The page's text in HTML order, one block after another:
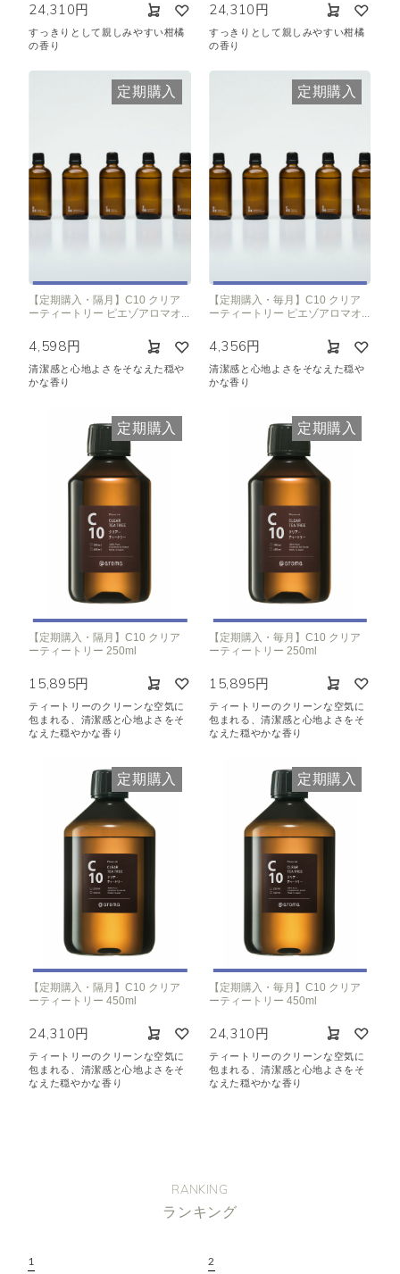
24,310円
すっきりとして親しみやすい柑橘
の香り
24,310円
すっきりとして親しみやすい柑橘
の香り
定期購入
【定期購入・隔月】C10 クリア
ーティートリー ピエゾアロマオ...
4,598円
清潔感と心地よさをそなえた穏や
かな香り
定期購入
【定期購入・毎月】C10 クリア
ーティートリー ピエゾアロマオ...
4,356円
清潔感と心地よさをそなえた穏や
かな香り
定期購入
【定期購入・隔月】C10 クリア
ーティートリー 250ml
15,895円
ティートリーのクリーンな空気に
包まれる、清潔感と心地よさをそ
なえた穏やかな香り
定期購入
【定期購入・毎月】C10 クリア
ーティートリー 250ml
15,895円
ティートリーのクリーンな空気に
包まれる、清潔感と心地よさをそ
なえた穏やかな香り
定期購入
【定期購入・隔月】C10 クリア
ーティートリー 450ml
24,310円
ティートリーのクリーンな空気に
包まれる、清潔感と心地よさをそ
なえた穏やかな香り
定期購入
【定期購入・毎月】C10 クリア
ーティートリー 450ml
24,310円
ティートリーのクリーンな空気に
包まれる、清潔感と心地よさをそ
なえた穏やかな香り
RANKING
ランキング